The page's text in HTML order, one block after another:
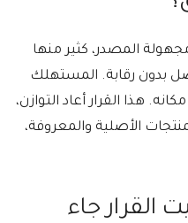
المصدر، كثير منها
بدون رقابة. ⁠المستهلك
هذا القرار أعاد التوازن،
الأصلية والمعروفة،
القرار جاء